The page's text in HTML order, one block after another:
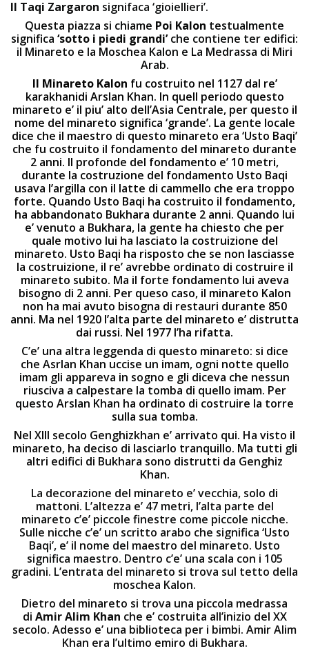
Il Taqi Zargaron signifaca ‘gioiellieri’.
Questa piazza si chiame Poi Kalon testualmente
significa ‘sotto i piedi grandi’che contiene ter edifici:
il Minareto e la Moschea Kalon e La Medrassa di Miri
Arab.
Il Minareto Kalon fu costruito nel 1127 dal re’
karakhanidi Arslan Khan. In quell periodo questo
minareto e’ il piu’ alto dell’Asia Centrale, per questo il
nome del minareto significa ‘grande’. La gente locale
dice che il maestro di questo minareto era ‘Usto Baqi’
che fu costruito il fondamento del minareto durante
2 anni. Il profonde del fondamento e’ 10 metri,
durante la costruzione del fondamento Usto Baqi
usava l’argilla con il latte di cammello che era troppo
forte. Quando Usto Baqi ha costruito il fondamento,
ha abbandonato Bukhara durante 2 anni. Quando lui
e’ venuto a Bukhara, la gente ha chiesto che per
quale motivo lui ha lasciato la costruizione del
minareto. Usto Baqi ha risposto che se non lasciasse
la costruizione, il re’ avrebbe ordinato di costruire il
minareto subito. Ma il forte fondamento lui aveva
bisogno di 2 anni. Per queso caso, il minareto Kalon
non ha mai avuto bisogna di restauri durante 850
anni. Ma nel 1920 l’alta parte del minareto e’ distrutta
dai russi. Nel 1977 l’ha rifatta.
C’e’ una altra leggenda di questo minareto: si dice
che Asrlan Khan uccise un imam, ogni notte quello
imam gli appareva in sogno e gli diceva che nessun
riusciva a calpestare la tomba di quello imam. Per
questo Arslan Khan ha ordinato di costruire la torre
sulla sua tomba.
Nel XIII secolo Genghizkhan e’ arrivato qui. Ha visto il
minareto, ha deciso di lasciarlo tranquillo. Ma tutti gli
altri edifici di Bukhara sono distrutti da Genghiz
Khan.
La decorazione del minareto e’ vecchia, solo di
mattoni. L’altezza e’ 47 metri, l’alta parte del
minareto c’e’ piccole finestre come piccole nicche.
Sulle nicche c’e’ un scritto arabo che significa ‘Usto
Baqi’, e’ il nome del maestro del minareto. Usto
significa maestro. Dentro c’e’ una scala con i 105
gradini. L’entrata del minareto si trova sul tetto della
moschea Kalon.
Dietro del minareto si trova una piccola medrassa
di Amir Alim Khan che e’ costruita all’inizio del XX
secolo. Adesso e’ una biblioteca per i bimbi. Amir Alim
Khan era l’ultimo emiro di Bukhara.